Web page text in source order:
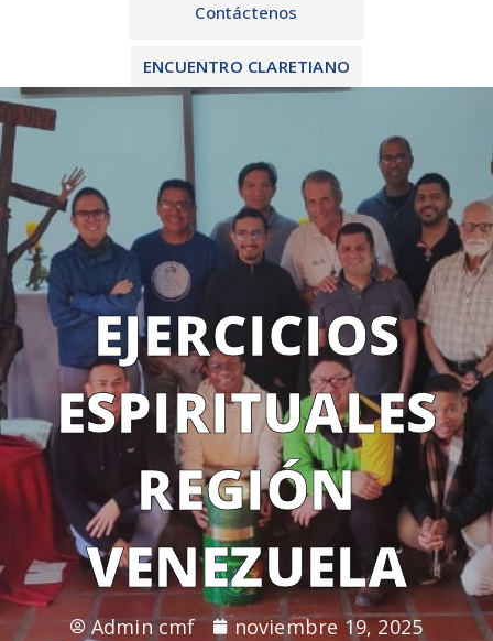
Contáctenos
ENCUENTRO CLARETIANO
EJERCICIOS
ESPIRITUALES
REGIÓN
VENEZUELA
Admin cmf noviembre 19, 2025